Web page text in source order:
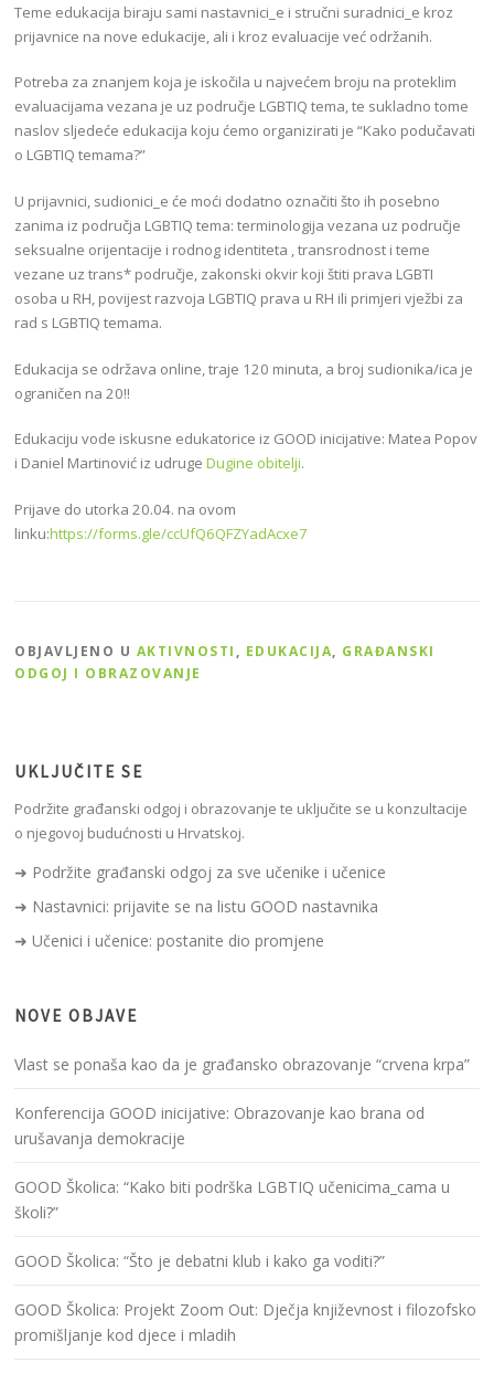
Teme edukacija biraju sami nastavnici_e i stručni suradnici_e kroz
prijavnice na nove edukacije, ali i kroz evaluacije već održanih.
Potreba za znanjem koja je iskočila u najvećem broju na proteklim
evaluacijama vezana je uz područje LGBTIQ tema, te sukladno tome
naslov sljedeće edukacija koju ćemo organizirati je “Kako podučavati
o LGBTIQ temama?”
U prijavnici, sudionici_e će moći dodatno označiti što ih posebno
zanima iz područja LGBTIQ tema: terminologija vezana uz područje
seksualne orijentacije i rodnog identiteta , transrodnost i teme
vezane uz trans* područje, zakonski okvir koji štiti prava LGBTI
osoba u RH, povijest razvoja LGBTIQ prava u RH ili primjeri vježbi za
rad s LGBTIQ temama.
Edukacija se održava online, traje 120 minuta, a broj sudionika/ica je
ograničen na 20!!
Edukaciju vode iskusne edukatorice iz GOOD inicijative: Matea Popov
i Daniel Martinović iz udrugeDugine obitelji.
Prijave do utorka 20.04. na ovom
linku:https://forms.gle/ccUfQ6QFZYadAcxe7
OBJAVLJENO U AKTIVNOSTI , EDUKACIJA, GRAĐANSKI
ODGOJ I OBRAZOVANJE
UKLJUČITE SE
Podržite građanski odgoj i obrazovanje te uključite se u konzultacije
o njegovoj budućnosti u Hrvatskoj.
➜ Podržite građanski odgoj za sve učenike i učenice
➜ Nastavnici: prijavite se na listu GOOD nastavnika
➜ Učenici i učenice: postanite dio promjene
NOVE OBJAVE
Vlast se ponaša kao da je građansko obrazovanje “crvena krpa”
Konferencija GOOD inicijative: Obrazovanje kao brana od
urušavanja demokracije
GOOD Školica: “Kako biti podrška LGBTIQ učenicima_cama u
školi?”
GOOD Školica: “Što je debatni klub i kako ga voditi?”
GOOD Školica: Projekt Zoom Out: Dječja književnost i filozofsko
promišljanje kod djece i mladih